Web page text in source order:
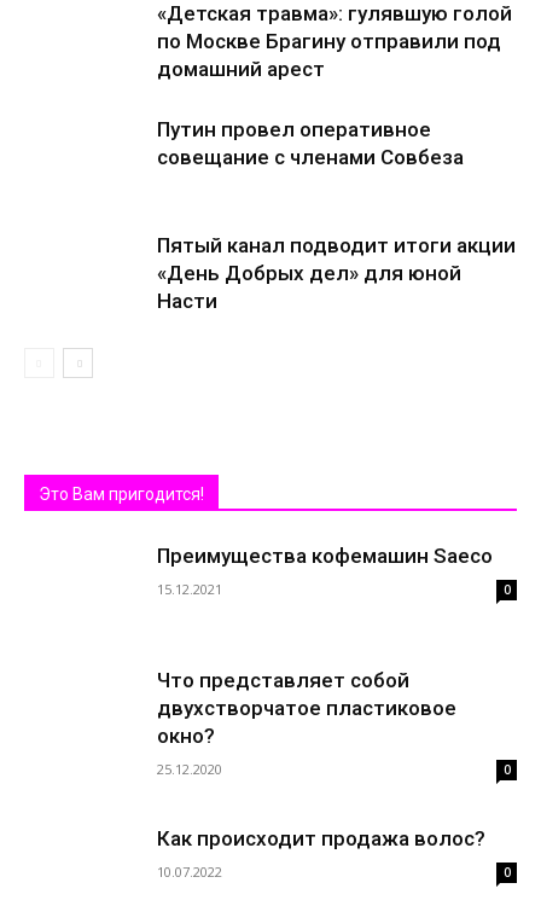
«Детская травма»: гулявшую голой
по Москве Брагину отправили под
домашний арест
Путин провел оперативное
совещание с членами Совбеза
Пятый канал подводит итоги акции
«День Добрых дел» для юной
Насти
Это Вам пригодится!
Преимущества кофемашин Saeco
15.12.2021 0
Что представляет собой
двухстворчатое пластиковое
окно?
25.12.2020 0
Как происходит продажа волос?
10.07.2022 0